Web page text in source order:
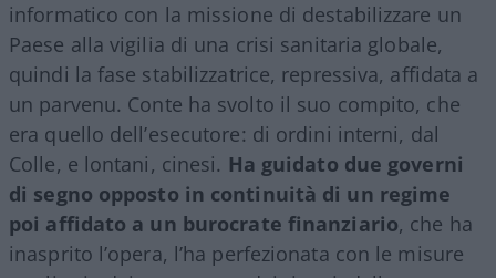
informatico con la missione di destabilizzare un
Paese alla vigilia di una crisi sanitaria globale,
quindi la fase stabilizzatrice, repressiva, affidata a
un parvenu. Conte ha svolto il suo compito, che
era quello dell’esecutore: di ordini interni, dal
Colle, e lontani, cinesi. Ha guidato due governi
di segno opposto in continuità di un regime
poi affidato a un burocrate finanziario, che ha
inasprito l’opera, l’ha perfezionata con le misure